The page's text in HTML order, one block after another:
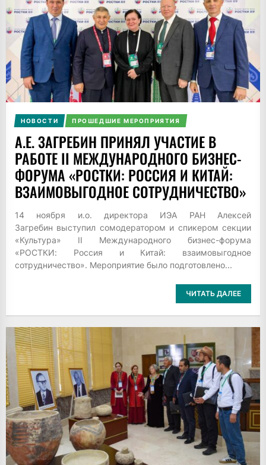
НОВОСТИ ПРОШЕДШИЕ МЕРОПРИЯТИЯ
А.Е. ЗАГРЕБИН ПРИНЯЛ УЧАСТИЕ В
РАБОТЕ II МЕЖДУНАРОДНОГО БИЗНЕС-
ФОРУМА «РОСТКИ: РОССИЯ И КИТАЙ:
ВЗАИМОВЫГОДНОЕ СОТРУДНИЧЕСТВО»
14 ноября и.о. директора ИЭА РАН Алексей
Загребин выступил сомодератором и спикером секции
«Культура» II Международного бизнес-форума
«РОСТКИ: Россия и Китай: взаимовыгодное
сотрудничество». Мероприятие было подготовлено...
ЧИТАТЬ ДАЛЕЕ